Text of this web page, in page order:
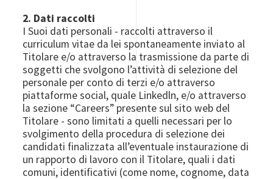
2. Dati raccolti
I Suoi dati personali - raccolti attraverso il
curriculum vitae da lei spontaneamente inviato al
Titolare e/o attraverso la trasmissione da parte di
soggetti che svolgono l’attività di selezione del
personale per conto di terzi e/o attraverso
piattaforme social, quale Linkedln, e/o attraverso
la sezione “Careers” presente sul sito web del
Titolare - sono limitati a quelli necessari per lo
svolgimento della procedura di selezione dei
candidati finalizzata all’eventuale instaurazione di
un rapporto di lavoro con il Titolare, quali i dati
comuni, identificativi (come nome, cognome, data